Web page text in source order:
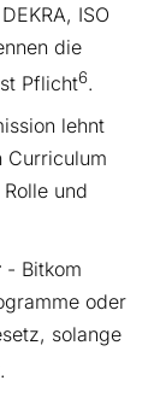
ISO
die
Pflicht6.
lehnt
Curriculum
und
- Bitkom
oder
solange
.